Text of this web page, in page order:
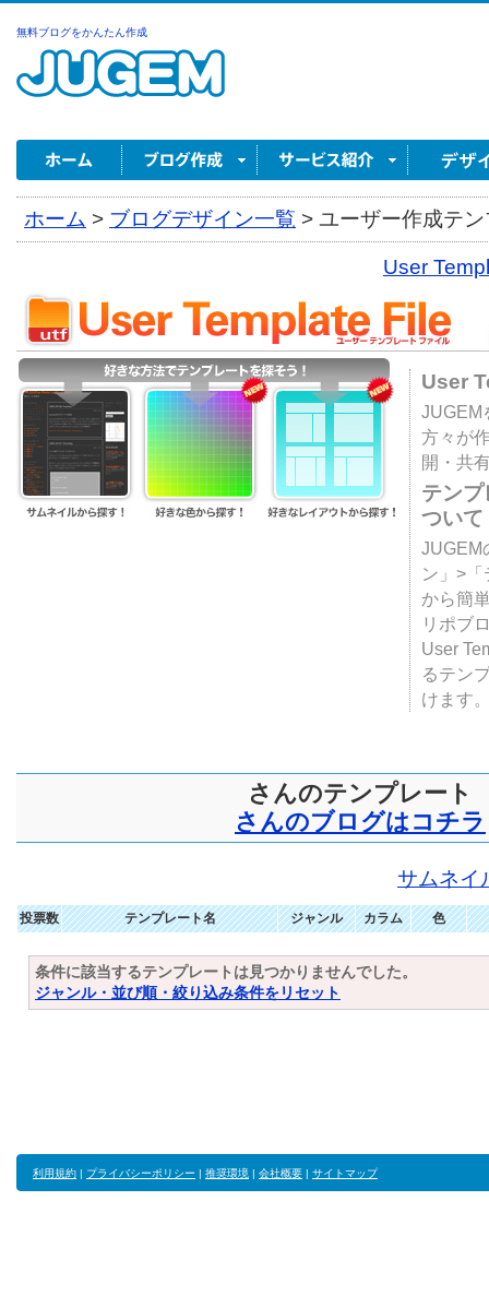
無料ブログをかんたん作成
ホーム > ブログデザイン一覧 > ユーザー作成テ
User
User
JUGEM
方々が
開・共
テン
ついて
JUGEM
ン」>
から簡
リポブ
User
るテン
けます
さんのテンプレート
さんのブログはコチラ
サムネイ
投票数 テンプレート名 ジャンル カラム 色
条件に該当するテンプレートは見つかりませんでした。
ジャンル・並び順・絞り込み条件をリセット
利用規約 | プライバシーポリシー | 推奨環境 | 会社概要 | サイトマップ